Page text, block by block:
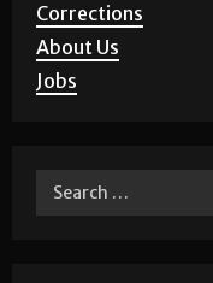
Corrections
About Us
Jobs